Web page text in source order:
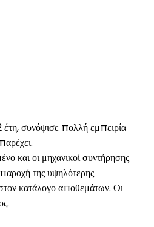
έτη, συνόψισε πολλή εμπειρία
και οι μηχανικοί συντήρησης
της υψηλότερης
κατάλογο αποθεμάτων. Οι